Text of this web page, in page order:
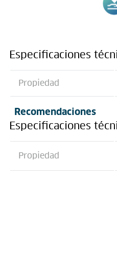
Especificaciones
Propiedad
Recomendaciones
Especificaciones
Propiedad